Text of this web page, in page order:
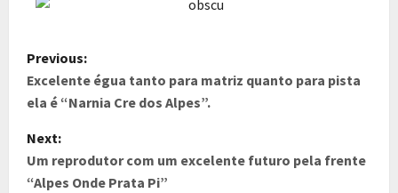
Previous:
Excelente égua tanto para matriz quanto para pista
ela é “Narnia Cre dos Alpes”.
Next:
Um reprodutor com um excelente futuro pela frente
“Alpes Onde Prata Pi”